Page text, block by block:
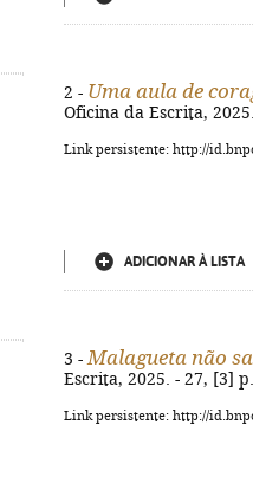
2 - Uma aula de
Oficina da Escrita,
Link persistente: http://
ADICIONAR À LISTA
3 - Malagueta não
Escrita, 2025. - 27, [3]
Link persistente: http://